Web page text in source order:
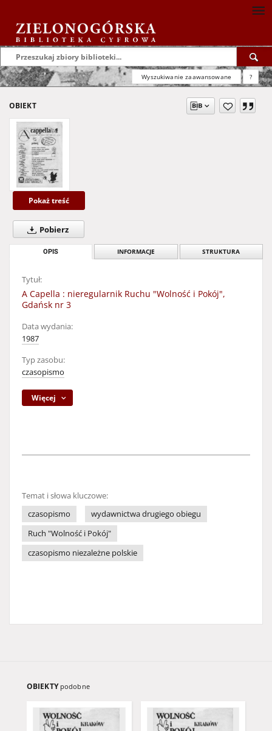
Wyszukiwanie zaawansowane ?
OBIEKT
Pokaż treść
Pobierz
OPIS INFORMACJE STRUKTURA
Tytuł:
A Capella : nieregularnik Ruchu "Wolność i Pokój",
Gdańsk nr 3
Data wydania:
1987
Typ zasobu:
czasopismo
Więcej
Temat i słowa kluczowe:
czasopismo
wydawnictwa drugiego obiegu
Ruch "Wolność i Pokój"
czasopismo niezależne polskie
OBIEKTY podobne